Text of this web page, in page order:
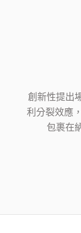
創新性提出
利分裂效應
包裹在